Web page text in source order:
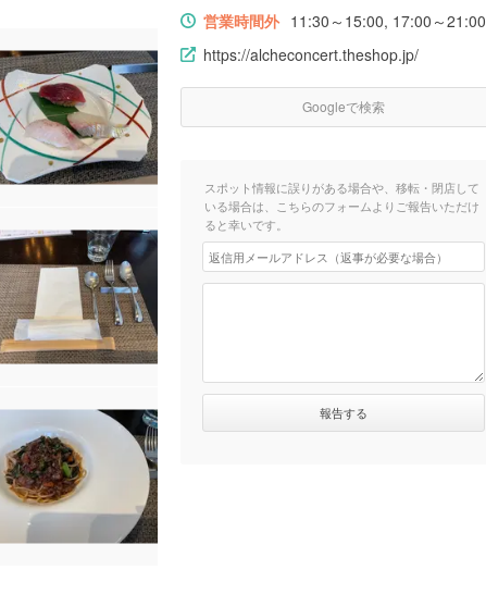
営業時間外 11:30～15:00, 17:00～21:00
https://alcheconcert.theshop.jp/
Googleで検索
スポット情報に誤りがある場合や、移転・閉店して
いる場合は、こちらのフォームよりご報告いただけ
ると幸いです。